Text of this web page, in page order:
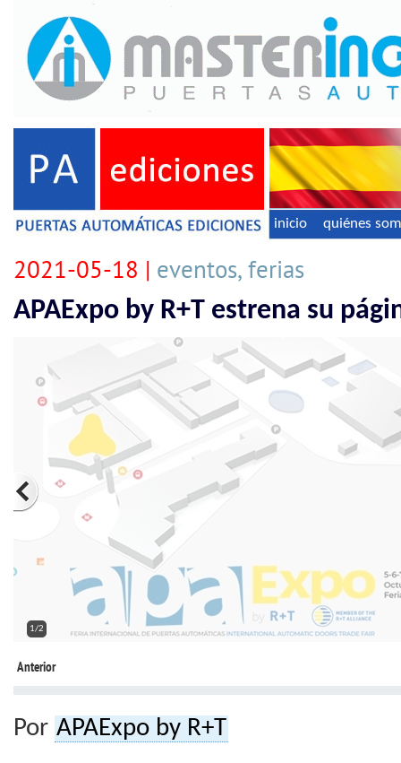
inicio quiénes
2021-05-18 | eventos, ferias
APAExpo by R+T estrena su
2/2
Anterior
Por APAExpo by R+T